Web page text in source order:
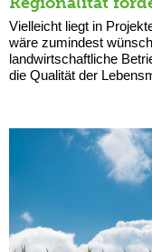
Vielleicht liegt in
wäre zumindest
landwirtschaftliche
die Qualität der